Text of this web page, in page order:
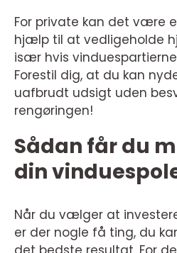
For private kan det være
hjælp til at vedligeholde
især hvis
Forestil dig, at du kan
uafbrudt udsigt uden
rengøringen!
Sådan får du
din
Når du vælger at
er der nogle få ting, du